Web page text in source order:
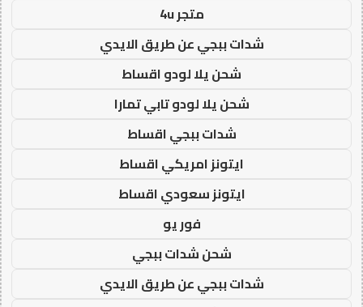
متجر 4u
شدات ببجي عن طريق الايدي
شحن يلا لودو اقساط
شحن يلا لودو تابي تمارا
شدات ببجي اقساط
ايتونز امريكي اقساط
ايتونز سعودي اقساط
فور يو
شحن شدات ببجي
شدات ببجي عن طريق الايدي